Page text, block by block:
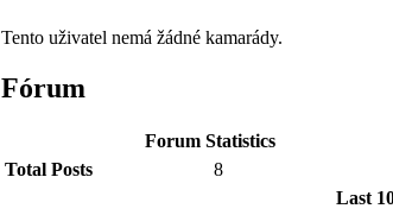
Tento uživatel nemá žádné kamarády.
Fórum
Forum Statistics
Total Posts
8
Last